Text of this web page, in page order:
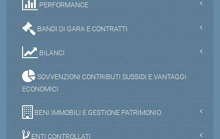
PERFORMANCE
BANDI DI GARA E CONTRATTI
BILANCI
SOVVENZIONI CONTRIBUTI SUSSIDI E VANTAGGI
ECONOMICI
BENI IMMOBILI E GESTIONE PATRIMONIO
ENTI CONTROLLATI